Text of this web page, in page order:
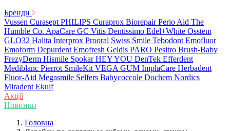
Бренди
Vussen Curasept PHILIPS Curaprox Biorepair Perio Aid The
Humble Co. ApaCare GC Vitis Dentissimo Edel+White Osstem
GLO32 Halita Interprox Prooral Swiss Smile Tebodont Emofluor
Emoform Depurdent Emofresh Geldis PARO Pesitro Brush-Baby
FrezyDerm Hismile Spokar HEY YOU DenTek Efferdent
Mediblanc Pierrot SmileKit VEGA GUM ImplaCare Herbadent
Fluor-Aid Megasmile Selfers Babycoccole Dochem Nordics
Miradent Ekulf
Акції
Новинки
Головна